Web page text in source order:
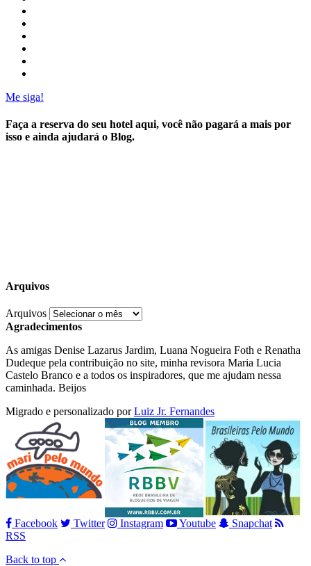
Me siga!
Faça a reserva do seu hotel aqui, você não pagará a mais por
isso e ainda ajudará o Blog.
Arquivos
Arquivos
Agradecimentos
As amigas Denise Lazarus Jardim, Luana Nogueira Foth e Renatha
Dudeque pela contribuição no site, minha revisora Maria Lucia
Castelo Branco e a todos os inspiradores, que me ajudam nessa
caminhada. Beijos
Migrado e personalizado porLuiz Jr. Fernandes
Facebook Twitter Instagram Youtube
Snapchat
RSS
Back to top